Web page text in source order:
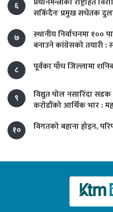
६
सकिँदैनः प्रमुख सचेतक
७
स्थानीय निर्वाचनमा १००
बनाउने कांग्रेसको तयारी :
८
पूर्वका पाँच जिल्लामा
९
विद्युत पोल नसारिँदा सडक
करोडौंको आर्थिक भार :
१०
विगतको बहाना होइन,